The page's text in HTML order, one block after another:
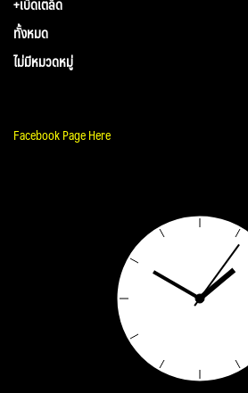
ทั้งหมด
ไม่มีหมวดหมู่
Facebook Page Here